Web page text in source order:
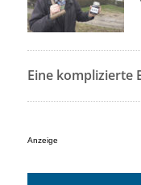
Eine komplizierte
Anzeige